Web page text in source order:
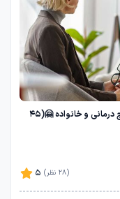
مشاوره تلفنی روانشناسی📞پیش از ازدواج، زوج درمانی و خانواده 🤗(45
5
(28 نظر)